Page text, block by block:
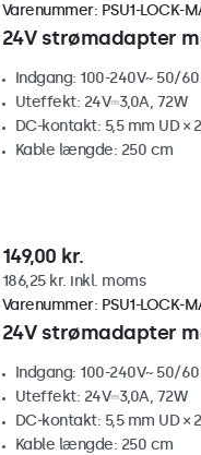
24V strømadapter
Varenummer: PSU1-LOCK-
Indgang: 100-240V~ 50/
Uteffekt: 24V⎓3,0A, 72W
DC-kontakt: 5,5 mm UD ×
Kable længde: 250 cm
149,00 kr.
186,25 kr. inkl. moms
24V strømadapter
Varenummer: PSU1-LOCK-
Indgang: 100-240V~ 50/
Uteffekt: 24V⎓3,0A, 72W
DC-kontakt: 5,5 mm UD ×
Kable længde: 250 cm